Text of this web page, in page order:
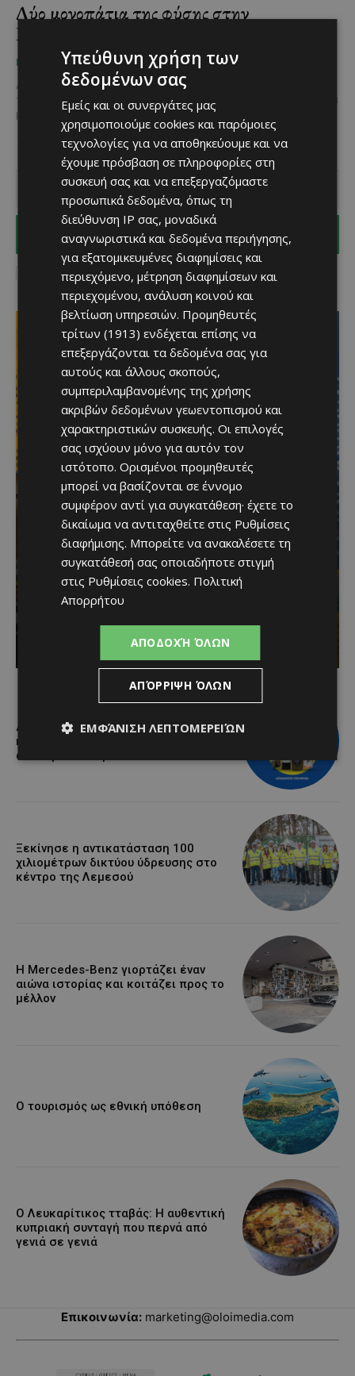
Δύο μονοπάτια της φύσης στην
Κυπερούντα που αξίζει να εξερευνήσεις
ΜΈΝΟΥΜΕ ΚΎΠΡΟ Χριστίνα Γεωργίου -
Αν είσαι λάτρης του βουνού, του πρασίνου, του καθαρού αέρα και
της εξερεύνησης, δεν έχεις παρά να επισκεφθείς δύο από τα πολλά
μονοπάτια της...
I WANT IN
I've read and accept thePrivacy Policy.
Το 10ο Φεστιβάλ
Αγροτικού Πολιτισμού
επιστρέφει στον
Πρωταρά με μουσική,
παραδοσιακές γεύσεις
και πλούσιο πρόγραμμα
- August 6, 2026
Διεθνώς αναγνωρισμένα κρασιά στην
κορυφαία σχέση ποιότητας-τιμής
από τη Lidl Κύπρου
Ξεκίνησε η αντικατάσταση 100
χιλιομέτρων δικτύου ύδρευσης στο
κέντρο της Λεμεσού
Η Mercedes-Benz γιορτάζει έναν
αιώνα ιστορίας και κοιτάζει προς το
μέλλον
Ο τουρισμός ως εθνική υπόθεση
Ο Λευκαρίτικος τταβάς: Η αυθεντική
κυπριακή συνταγή που περνά από
γενιά σε γενιά
Επικοινωνία: marketing@oloimedia.com
Υπεύθυνη χρήση των
δεδομένων σας
Εμείς και οι συνεργάτες μας
χρησιμοποιούμε cookies και παρόμοιες
τεχνολογίες για να αποθηκεύουμε και να
έχουμε πρόσβαση σε πληροφορίες στη
συσκευή σας και να επεξεργαζόμαστε
προσωπικά δεδομένα, όπως τη
διεύθυνση IP σας, μοναδικά
αναγνωριστικά και δεδομένα περιήγησης,
για εξατομικευμένες διαφημίσεις και
περιεχόμενο, μέτρηση διαφημίσεων και
περιεχομένου, ανάλυση κοινού και
βελτίωση υπηρεσιών. Προμηθευτές
τρίτων (1913) ενδέχεται επίσης να
επεξεργάζονται τα δεδομένα σας για
αυτούς και άλλους σκοπούς,
συμπεριλαμβανομένης της χρήσης
ακριβών δεδομένων γεωεντοπισμού και
χαρακτηριστικών συσκευής. Οι επιλογές
σας ισχύουν μόνο για αυτόν τον
ιστότοπο. Ορισμένοι προμηθευτές
μπορεί να βασίζονται σε έννομο
συμφέρον αντί για συγκατάθεση· έχετε το
δικαίωμα να αντιταχθείτε στις Ρυθμίσεις
διαφήμισης. Μπορείτε να ανακαλέσετε τη
συγκατάθεσή σας οποιαδήποτε στιγμή
στις Ρυθμίσεις cookies. Πολιτική
Απορρήτου
ΑΠΟΔΟΧΉ ΌΛΩΝ
ΑΠΌΡΡΙΨΗ ΌΛΩΝ
ΕΜΦΆΝΙΣΗ ΛΕΠΤΟΜΕΡΕΙΏΝ